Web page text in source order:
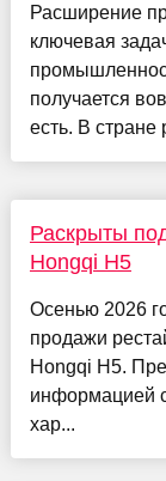
Расширение
ключевая
получается
есть. В стране
Раскрыты
Hongqi H5
Осенью 2026
продажи
Hongqi H5.
информацией
хар...